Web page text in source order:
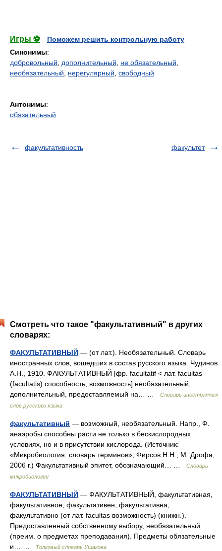
Игры ⚽
Поможем решить контрольную работу
Синонимы:
добровольный
дополнительный не обязательный
необязательный
нерегулярный свободный
Антонимы:
обязательный
факультативность факультет
Смотреть что такое "факультативный" в других
словарях:
ФАКУЛЬТАТИВНЫЙ — (от лат.). Необязательный. Словарь
иностранных слов, вошедших в состав русского языка. Чудинов
А.Н., 1910. ФАКУЛЬТАТИВНЫЙ [фр. facultatif < лат. facultas
(facultatis) способность, возможность] необязательный,
дополнительный, предоставляемый на… …
Словарь иностранных
слов русского языка
факультативный — возможный, необязательный. Напр., Ф.
анаэробы способны расти не только в бескислородных
условиях, но и в присутствии кислорода. (Источник:
«Микробиология: словарь терминов», Фирсов Н.Н., М: Дрофа,
2006 г.) Факультативный эпитет, обозначающий… …
Словарь
микробиологии
ФАКУЛЬТАТИВНЫЙ — ФАКУЛЬТАТИВНЫЙ, факультативная,
факультативное; факультативен, факультативна,
факультативно (от лат. facultas возможность) (книжн.).
Предоставленный собственному выбору, необязательный
(преим. о предметах преподавания). Предметы обязательные
и… …
Толковый словарь Ушакова